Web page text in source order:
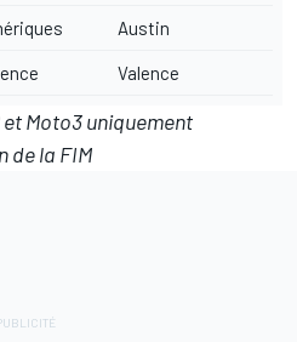
Austin
Valence
Moto3 uniquement
de la FIM